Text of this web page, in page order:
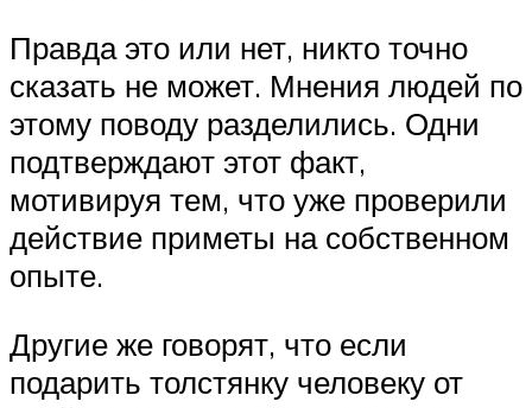
Правда это или нет, никто точно
сказать не может. Мнения людей по
этому поводу разделились. Одни
подтверждают этот факт,
мотивируя тем, что уже проверили
действие приметы на собственном
опыте.
Другие же говорят, что если
подарить толстянку человеку от